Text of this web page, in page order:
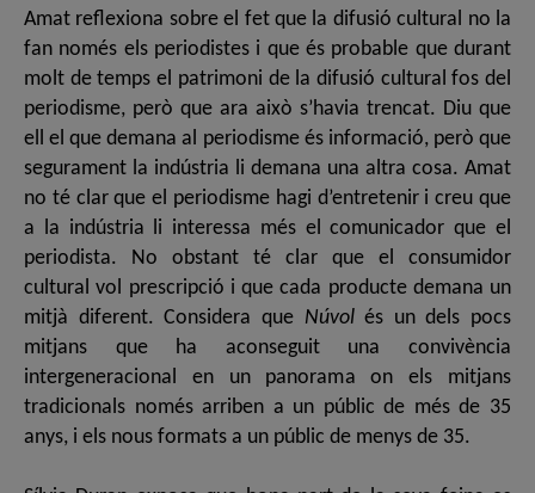
Amat reflexiona sobre el fet que la difusió cultural no la
fan només els periodistes i que és probable que durant
molt de temps el patrimoni de la difusió cultural fos del
periodisme, però que ara això s’havia trencat. Diu que
ell el que demana al periodisme és informació, però que
segurament la indústria li demana una altra cosa. Amat
no té clar que el periodisme hagi d’entretenir i creu que
a la indústria li interessa més el comunicador que el
periodista. No obstant té clar que el consumidor
cultural vol prescripció i que cada producte demana un
mitjà diferent. Considera que Núvolés un dels pocs
mitjans que ha aconseguit una convivència
intergeneracional en un panorama on els mitjans
tradicionals només arriben a un públic de més de 35
anys, i els nous formats a un públic de menys de 35.